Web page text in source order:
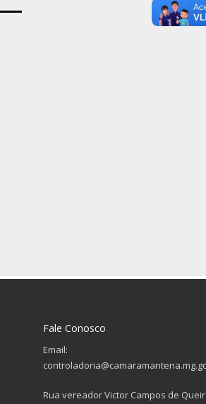
Fale Conosco
Email:
Rua vereador Victor Campos de